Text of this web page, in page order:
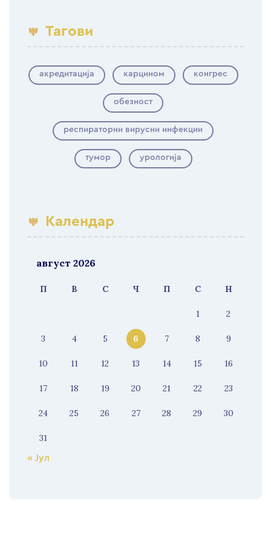
Тагови
акредитација карцином конгрес
обезност
респираторни вирусни инфекции
тумор урологија
Календар
август 2026
П В С Ч П С Н
1 2
3 4 5 6 7 8 9
10 11 12 13 14 15 16
17 18 19 20 21 22 23
24 25 26 27 28 29 30
31
« Јул